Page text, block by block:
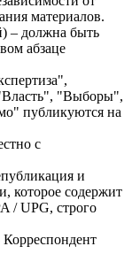
материалов.
– должна быть
абзаце
"Выборы",
публикуются на
с
и
которое содержит
/ UPG, строго